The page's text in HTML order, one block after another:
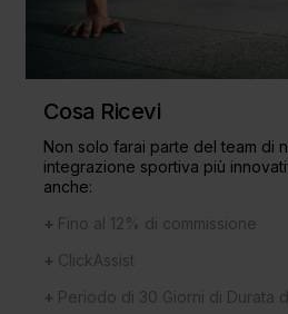
Cosa Ricevi
Non solo farai parte del team di
integrazione sportiva più
anche:
+ Fino al 12% di commissione
+ ClickAssist
+ Periodo di 30 Giorni di Durata